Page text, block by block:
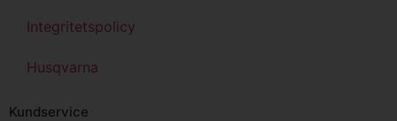
Integritetspolicy
Husqvarna
Kundservice